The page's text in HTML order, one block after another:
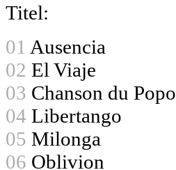
Titel:
01 Ausencia
02 El Viaje
03 Chanson du Popo
04 Libertango
05 Milonga
06 Oblivion